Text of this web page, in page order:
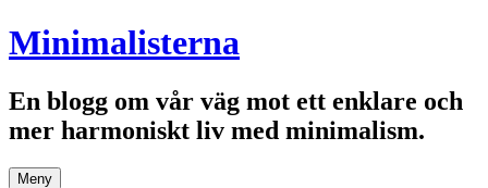
Hoppa
till
Minimalisterna
En blogg om vår väg mot ett enklare och
mer harmoniskt liv med minimalism.
Meny